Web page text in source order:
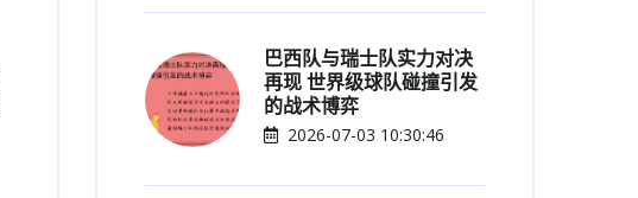
巴西队与瑞士队实力对决
再现 世界级球队碰撞引发
的战术博弈
2026-07-03 10:30:46